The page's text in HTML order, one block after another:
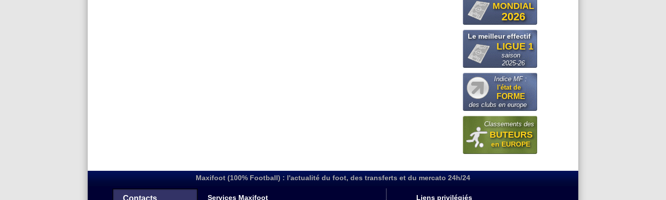
MONDIAL
2026
Le meilleur effectif
LIGUE 1
saison
2025-26
Indice MF :
l'état de
FORME
des clubs en europe
Classements des
BUTEURS
en EUROPE
Maxifoot (100% Football) : l'actualité du foot, des transferts et du mercato 24h/24
Contacts Services Maxifoot Liens privilégiés